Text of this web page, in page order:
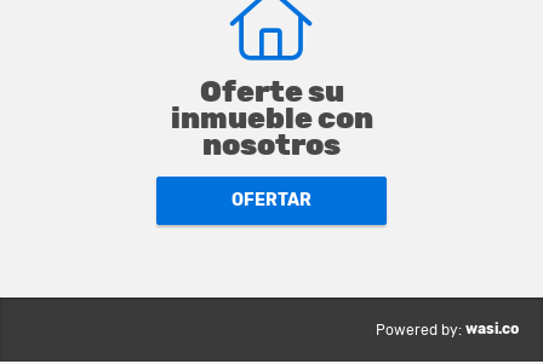
Oferte su
inmueble con
nosotros
OFERTAR
Powered by: wasi.co